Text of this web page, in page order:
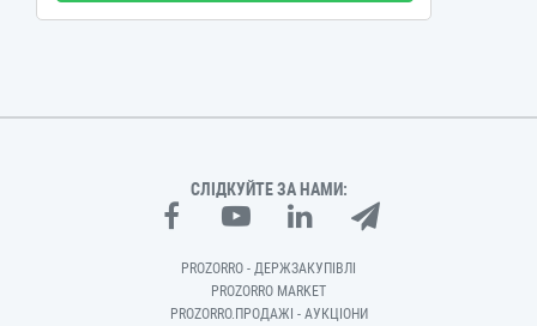
СЛІДКУЙТЕ ЗА НАМИ:
PROZORRO - ДЕРЖЗАКУПІВЛІ
PROZORRO MARKET
PROZORRO.ПРОДАЖІ - АУКЦІОНИ